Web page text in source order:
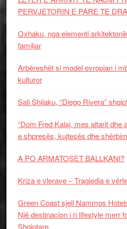
PERVJETORIN E PARE TE
Oxhaku, nga elementi
familjar
Arbëreshët si model evropian i
kulturor
Sali Shijaku, “Diego Rivera”
“Dom Fred Kalaj, mes altarit dhe
e shpresës, kujtesës dhe
A PO ARMATOSET BALLKANI?
Kriza e vlerave – Tragjedia e
Green Coast sjell Nammos
Një destinacion i ri lifestyle merr
Shqiptare